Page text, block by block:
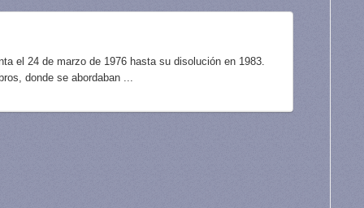
el 24 de marzo de 1976 hasta su disolución en 1983.
donde se abordaban ...